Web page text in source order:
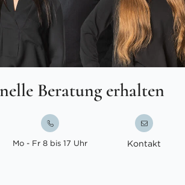
Beratung erhalten
Mo - Fr 8 bis 17 Uhr Kontakt